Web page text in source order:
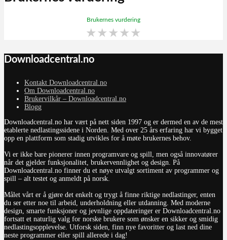
Brukernes vurdering
★★★★★
Downloadcentral.no
Kontakt Downloadcentral.no
Om Downloadcentral.no
Brukervilkår – Downloadcentral.no
Blogg
Downloadcentral.no har vært på nett siden 1997 og er dermed en av de mest
etablerte nedlastingssidene i Norden. Med over 25 års erfaring har vi bygget
opp en plattform som stadig utvikles for å møte brukernes behov.
Vi er ikke bare pionerer innen programvare og spill, men også innovatører
når det gjelder funksjonalitet, brukervennlighet og design. På
Downloadcentral.no finner du et nøye utvalgt sortiment av programmer og
spill – alt testet og anmeldt på norsk.
Målet vårt er å gjøre det enkelt og trygt å finne riktige nedlastinger, enten
du ser etter noe til arbeid, underholdning eller utdanning. Med moderne
design, smarte funksjoner og jevnlige oppdateringer er Downloadcentral.no
fortsatt et naturlig valg for norske brukere som ønsker en sikker og smidig
nedlastingsopplevelse. Utforsk siden, finn nye favoritter og last ned dine
neste programmer eller spill allerede i dag!